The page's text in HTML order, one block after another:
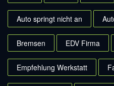
Auto springt nicht an
Bremsen EDV Firma
Empfehlung Werkstatt